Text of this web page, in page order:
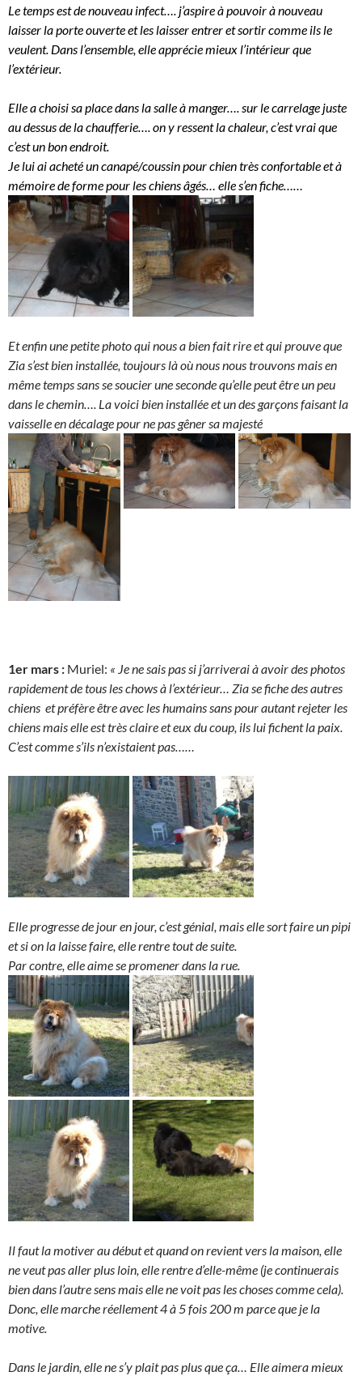
Le temps est de nouveau infect…. j’aspire à pouvoir à nouveau
laisser la porte ouverte et les laisser entrer et sortir comme ils le
veulent. Dans l’ensemble, elle apprécie mieux l’intérieur que
l’extérieur.
Elle a choisi sa place dans la salle à manger…. sur le carrelage juste
au dessus de la chaufferie…. on y ressent la chaleur, c’est vrai que
c’est un bon endroit.
Je lui ai acheté un canapé/coussin pour chien très confortable et à
mémoire de forme pour les chiens âgés… elle s’en fiche……
Et enfin une petite photo qui nous a bien fait rire et qui prouve que
Zia s’est bien installée, toujours là où nous nous trouvons mais en
même temps sans se soucier une seconde qu’elle peut être un peu
dans le chemin…. La voici bien installée et un des garçons faisant la
vaisselle en décalage pour ne pas gêner sa majesté
1er mars : Muriel: « Je ne sais pas si j’arriverai à avoir des photos
rapidement de tous les chows à l’extérieur… Zia se fiche des autres
chiens et préfère être avec les humains sans pour autant rejeter les
chiens mais elle est très claire et eux du coup, ils lui fichent la paix.
C’est comme s’ils n’existaient pas……
Elle progresse de jour en jour, c’est génial, mais elle sort faire un pipi
et si on la laisse faire, elle rentre tout de suite.
Par contre, elle aime se promener dans la rue.
Il faut la motiver au début et quand on revient vers la maison, elle
ne veut pas aller plus loin, elle rentre d’elle-même (je continuerais
bien dans l’autre sens mais elle ne voit pas les choses comme cela).
Donc, elle marche réellement 4 à 5 fois 200 m parce que je la
motive.
Dans le jardin, elle ne s’y plait pas plus que ça… Elle aimera mieux